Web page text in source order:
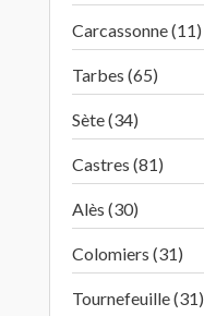
Carcassonne (11)
Tarbes (65)
Sète (34)
Castres (81)
Alès (30)
Colomiers (31)
Tournefeuille (31)